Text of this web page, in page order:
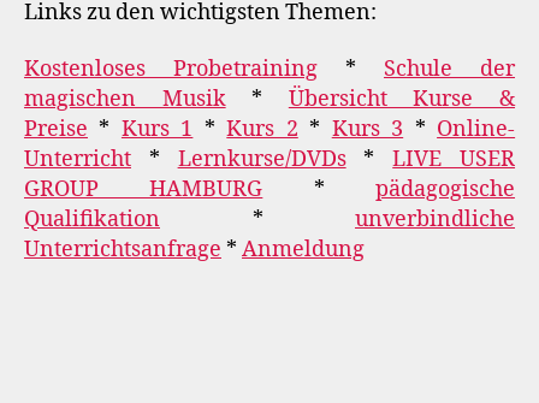
Links zu den wichtigsten Themen:
Kostenloses Probetraining * Schule der
magischen Musik* Übersicht Kurse &
Preise * Kurs 1 *Kurs 2 * Kurs 3 * Online-
Unterricht * Lernkurse/DVDs*LIVE USER
GROUP HAMBURG *pädagogische
Qualifikation * unverbindliche
Unterrichtsanfrage * Anmeldung